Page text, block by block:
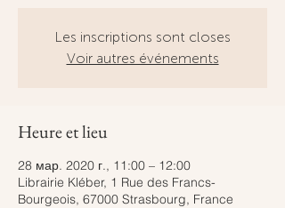
Les inscriptions sont closes
Voir autres événements
Heure et lieu
28 мар. 2020 г., 11:00 – 12:00
Librairie Kléber, 1 Rue des Francs-
Bourgeois, 67000 Strasbourg, France